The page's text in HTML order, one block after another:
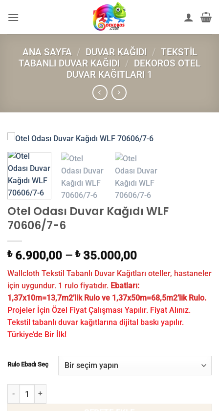
atla
ANA SAYFA / DUVAR KAĞIDI / TEKSTIL
TABANLI DUVAR KAĞIDI / DEKOROS OTEL
DUVAR KAĞITLARI 1
Otel Odası Duvar Kağıdı WLF
70606/7-6
₺6.900,00 – ₺35.000,00
Wallcloth Tekstil Tabanlı Duvar Kağıtları oteller, hastaneler
için uygundur. 1 rulo fiyatıdır. Ebatları:
1,37x10m=13,7m2’lik Rulo ve 1,37x50m=68,5m2’lik Rulo.
Projeler İçin Özel Fiyat Çalışması Yapılır. Fiyat Alınız.
Tekstil tabanlı duvar kağıtlarına dijital baskı yapılır.
Türkiye’de Bir İlk!
Rulo Ebadı Seç
Otel Odası Duvar Kağıdı WLF 70606/7-6 adet